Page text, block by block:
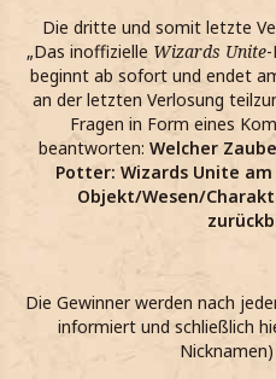
Die dritte und somit letzte
„Das inoffizielle Wizards Unite-
beginnt ab sofort und endet
an der letzten Verlosung
Fragen in Form eines
beantworten: Welcher
Potter: Wizards Unite
Objekt/Wesen/
Die Gewinner werden nach
informiert und schließlich